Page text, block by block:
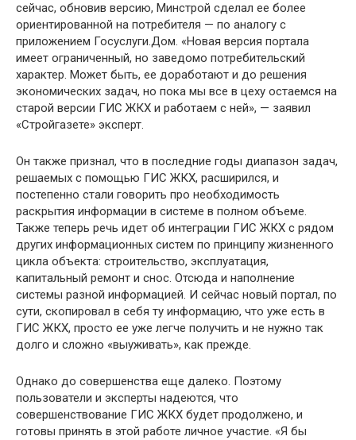
сейчас, обновив версию, Минстрой сделал ее более
ориентированной на потребителя — по аналогу с
приложением Госуслуги.Дом. «Новая версия портала
имеет ограниченный, но заведомо потребительский
характер. Может быть, ее доработают и до решения
экономических задач, но пока мы все в цеху остаемся на
старой версии ГИС ЖКХ и работаем с ней», — заявил
«Стройгазете» эксперт.
Он также признал, что в последние годы диапазон задач,
решаемых с помощью ГИС ЖКХ, расширился, и
постепенно стали говорить про необходимость
раскрытия информации в системе в полном объеме.
Также теперь речь идет об интеграции ГИС ЖКХ с рядом
других информационных систем по принципу жизненного
цикла объекта: строительство, эксплуатация,
капитальный ремонт и снос. Отсюда и наполнение
системы разной информацией. И сейчас новый портал, по
сути, скопировал в себя ту информацию, что уже есть в
ГИС ЖКХ, просто ее уже легче получить и не нужно так
долго и сложно «выуживать», как прежде.
Однако до совершенства еще далеко. Поэтому
пользователи и эксперты надеются, что
совершенствование ГИС ЖКХ будет продолжено, и
готовы принять в этой работе личное участие. «Я бы